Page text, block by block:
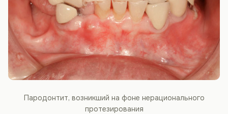
Пародонтит, возникший на фоне нерационального
протезирования